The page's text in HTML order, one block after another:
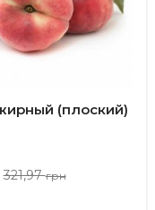
(плоский)
321,97грн